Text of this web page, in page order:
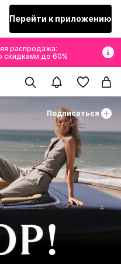
Перейти к приложению
распродажа:
скидками до 60%
Подписаться